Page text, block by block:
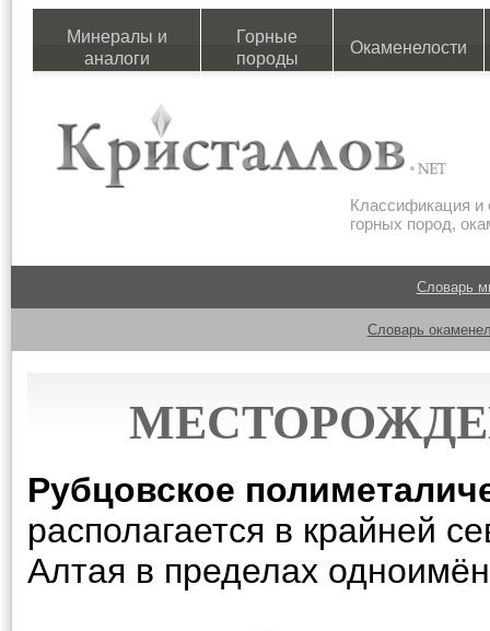
Минералы и
аналоги
Горные
породы
Окаменелости
Классификация и
горных пород,
Словарь
Словарь
Рубцовское
располагается в крайней
Алтая в пределах